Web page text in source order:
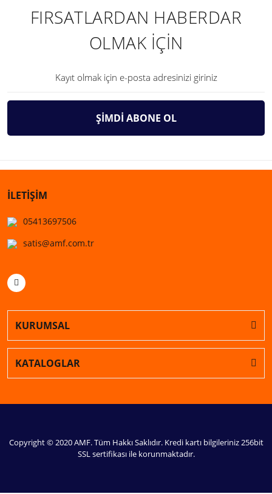
FIRSATLARDAN HABERDAR
OLMAK İÇİN
ŞİMDİ ABONE OL
İLETİŞİM
05413697506
satis@amf.com.tr
KURUMSAL
KATALOGLAR
Copyright © 2020 AMF. Tüm Hakkı Saklıdır. Kredi kartı bilgileriniz 256bit
SSL sertifikası ile korunmaktadır.